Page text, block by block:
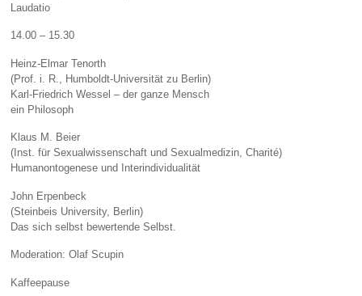
Laudatio
14.00 – 15.30
Heinz-Elmar Tenorth
(Prof. i. R., Humboldt-Universität zu Berlin)
Karl-Friedrich Wessel – der ganze Mensch
ein Philosoph
Klaus M. Beier
(Inst. für Sexualwissenschaft und Sexualmedizin, Charité)
Humanontogenese und Interindividualität
John Erpenbeck
(Steinbeis University, Berlin)
Das sich selbst bewertende Selbst.
Moderation: Olaf Scupin
Kaffeepause